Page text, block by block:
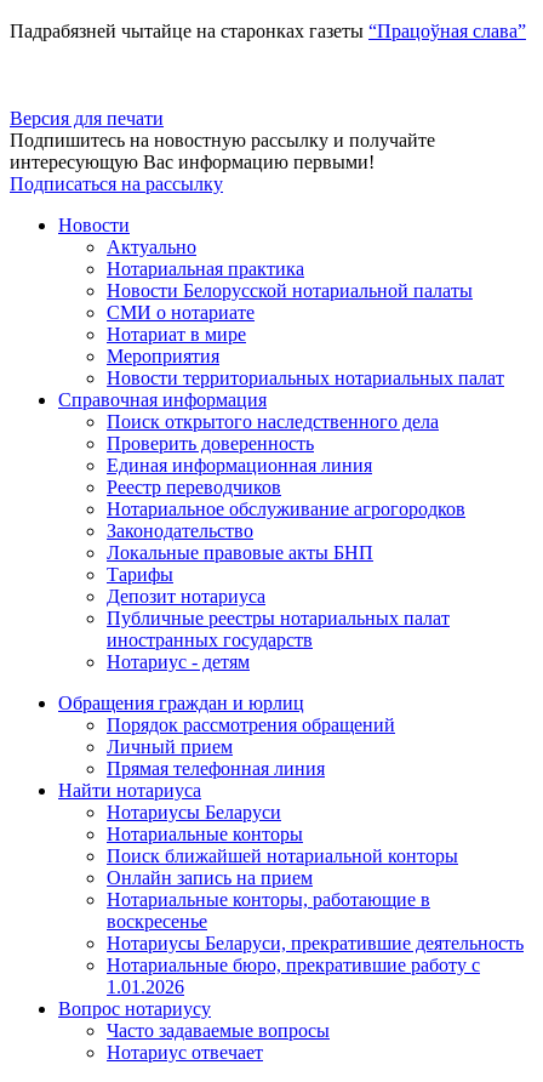
Падрабязней чытайце на старонках газеты “Працоўная слава”
Версия для печати
Подпишитесь на новостную рассылку и получайте
интересующую Вас информацию первыми!
Подписаться на рассылку
Новости
Актуально
Нотариальная практика
Новости Белорусской нотариальной палаты
СМИ о нотариате
Нотариат в мире
Мероприятия
Новости территориальных нотариальных палат
Справочная информация
Поиск открытого наследственного дела
Проверить доверенность
Единая информационная линия
Реестр переводчиков
Нотариальное обслуживание агрогородков
Законодательство
Локальные правовые акты БНП
Тарифы
Депозит нотариуса
Публичные реестры нотариальных палат
иностранных государств
Нотариус - детям
Обращения граждан и юрлиц
Порядок рассмотрения обращений
Личный прием
Прямая телефонная линия
Найти нотариуса
Нотариусы Беларуси
Нотариальные конторы
Поиск ближайшей нотариальной конторы
Онлайн запись на прием
Нотариальные конторы, работающие в
воскресенье
Нотариусы Беларуси, прекратившие деятельность
Нотариальные бюро, прекратившие работу с
1.01.2026
Вопрос нотариусу
Часто задаваемые вопросы
Нотариус отвечает